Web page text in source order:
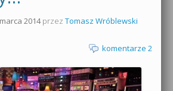
od podstaw
2014przez Tomasz Wróblewski
komentarze 2